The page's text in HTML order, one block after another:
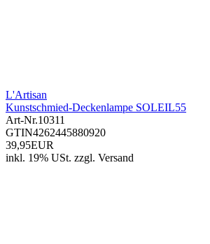
L'Artisan
Kunstschmied-Deckenlampe SOLEIL55
Art-Nr.10311
GTIN4262445880920
39,95EUR
inkl. 19% USt. zzgl. Versand